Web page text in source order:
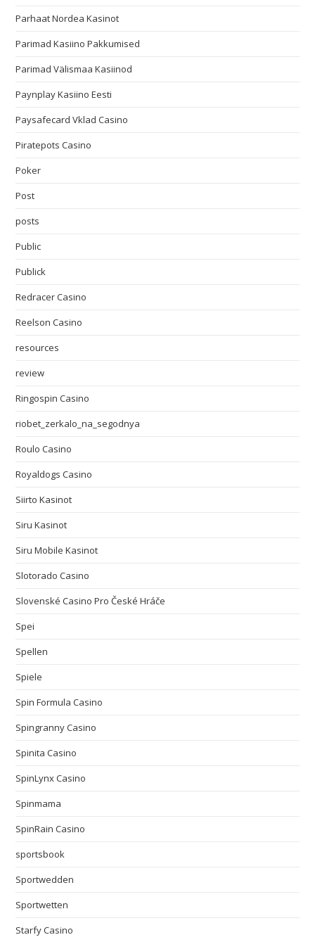
Parhaat Nordea Kasinot
Parimad Kasiino Pakkumised
Parimad Välismaa Kasiinod
Paynplay Kasiino Eesti
Paysafecard Vklad Casino
Piratepots Casino
Poker
Post
posts
Public
Publick
Redracer Casino
Reelson Casino
resources
review
Ringospin Casino
riobet_zerkalo_na_segodnya
Roulo Casino
Royaldogs Casino
Siirto Kasinot
Siru Kasinot
Siru Mobile Kasinot
Slotorado Casino
Slovenské Casino Pro České Hráče
Spei
Spellen
Spiele
Spin Formula Casino
Spingranny Casino
Spinita Casino
SpinLynx Casino
Spinmama
SpinRain Casino
sportsbook
Sportwedden
Sportwetten
Starfy Casino